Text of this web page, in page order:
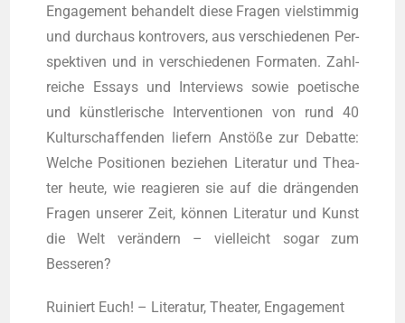
Enga­ge­ment behan­delt die­se Fra­gen viel­stim­mig
und durch­aus kon­tro­vers, aus ver­schie­de­nen Per­
spek­ti­ven und in ver­schie­de­nen For­ma­ten. Zahl­
rei­che Essays und Inter­views sowie poe­ti­sche
und künst­le­ri­sche Inter­ven­tio­nen von rund 40
Kul­tur­schaf­fen­den lie­fern Anstö­ße zur Debat­te:
Wel­che Posi­tio­nen bezie­hen Lite­ra­tur und Thea­
ter heu­te, wie reagie­ren sie auf die drän­gen­den
Fra­gen unse­rer Zeit, kön­nen Lite­ra­tur und Kunst
die Welt ver­än­dern – viel­leicht sogar zum
Besseren?
Rui­niert Euch! – Lite­ra­tur, Thea­ter, Engagement